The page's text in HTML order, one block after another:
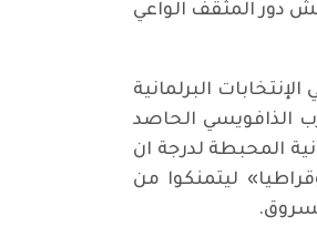
دور المثقف الواعي
البرلمانية
الذافويسي الحاصد
المحبطة لدرجة ان
ليتمنكوا من